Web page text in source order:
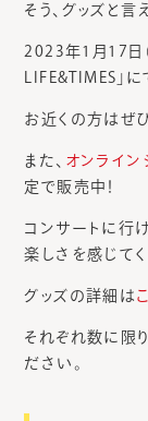
そう、グッズと言
2023年1月17日
LIFE&TIMES」
お近くの方はぜ
また、 オンライン
定で販売中！
コンサートに行
楽しさを感じてく
グッズの詳細は
それぞれ数に限
ださい。